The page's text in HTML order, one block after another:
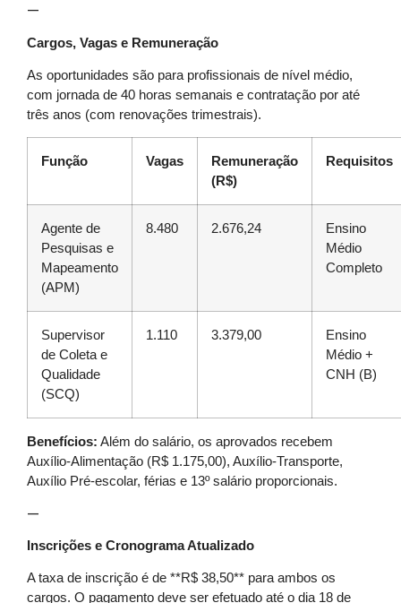
—
Cargos, Vagas e Remuneração
As oportunidades são para profissionais de nível médio,
com jornada de 40 horas semanais e contratação por até
três anos (com renovações trimestrais).
Função Vagas
Remuneração
(R$)
Requisitos
Agente de
Pesquisas e
Mapeamento
(APM)
8.480 2.676,24
Ensino
Médio
Completo
Supervisor
de Coleta e
Qualidade
(SCQ)
1.110 3.379,00
Ensino
Médio +
CNH (B)
Benefícios: Além do salário, os aprovados recebem
Auxílio-Alimentação (R$ 1.175,00), Auxílio-Transporte,
Auxílio Pré-escolar, férias e 13º salário proporcionais.
—
Inscrições e Cronograma Atualizado
A taxa de inscrição é de **R$ 38,50** para ambos os
cargos. O pagamento deve ser efetuado até o dia 18 de